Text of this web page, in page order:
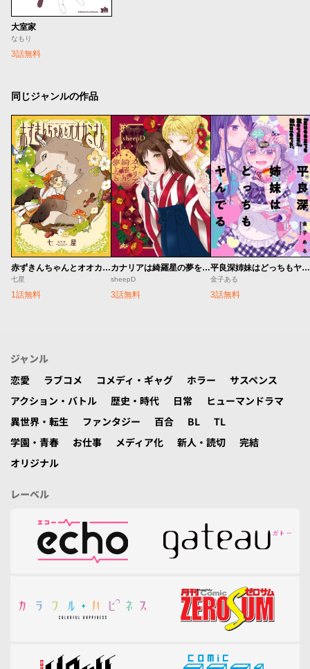
大室家
なもり
3話無料
同じジャンルの作品
赤ずきんちゃんとオオカミさん
七星
1話無料
カナリアは綺羅星の夢をみる
sheepD
3話無料
平良深姉妹はどっちもヤんでる
金子ある
3話無料
ジャンル
恋愛
ラブコメ コメディ・ギャグ ホラー
サスペンス
アクション・バトル
歴史・時代 日常
ヒューマンドラマ
異世界・転生
ファンタジー 百合 BL
TL
学園・青春
お仕事 メディア化 新人・読切
完結
オリジナル
レーベル